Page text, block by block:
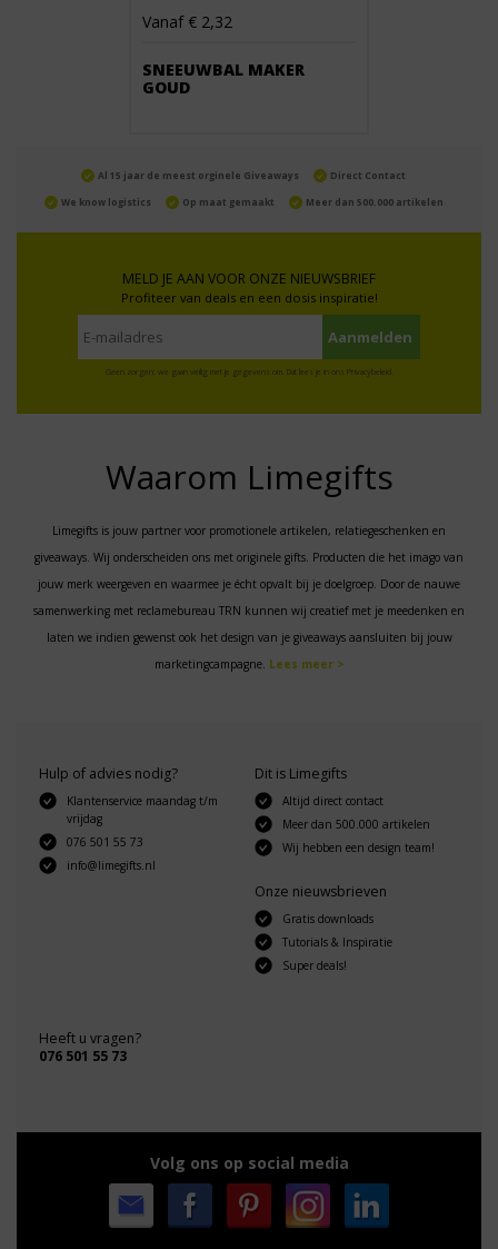
Vanaf € 2,32
SNEEUWBAL MAKER
GOUD
Al 15 jaar de meest orginele Giveaways Direct Contact
We know logistics Op maat gemaakt Meer dan 500.000 artikelen
MELD JE AAN VOOR ONZE NIEUWSBRIEF
Profiteer van deals en een dosis inspiratie!
Geen zorgen: we gaan veilig met je gegevens om. Dat lees je in ons Privacybeleid.
Waarom Limegifts
Limegifts is jouw partner voor promotionele artikelen, relatiegeschenken en
giveaways. Wij onderscheiden ons met originele gifts. Producten die het imago van
jouw merk weergeven en waarmee je écht opvalt bij je doelgroep. Door de nauwe
samenwerking met reclamebureau TRN kunnen wij creatief met je meedenken en
laten we indien gewenst ook het design van je giveaways aansluiten bij jouw
marketingcampagne. Lees meer >
Hulp of advies nodig?
Klantenservice maandag t/m
vrijdag
076 501 55 73
info@limegifts.nl
Dit is Limegifts
Altijd direct contact
Meer dan 500.000 artikelen
Wij hebben een design team!
Onze nieuwsbrieven
Gratis downloads
Tutorials & Inspiratie
Super deals!
Heeft u vragen?
076 501 55 73
Volg ons op social media